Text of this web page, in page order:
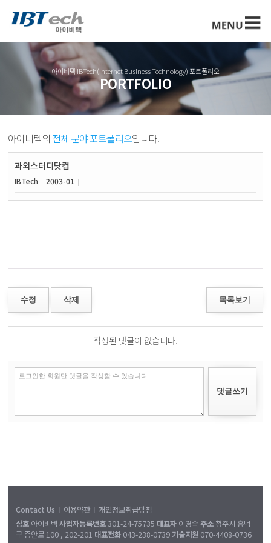
아이비텍 IBTech(Internet Business Technology) 포트폴리오
PORTFOLIO
아이비텍의 전체 분야 포트폴리오입니다.
과외스터디닷컴
IBTech | 2003-01 |
수정 삭제 목록보기
작성된 댓글이 없습니다.
Contact Us | 이용약관 | 개인정보취급방침
상호 아이비텍사업자등록번호 301-24-75735 대표자 이경숙주소 청주시 흥덕
구 증안로 100 , 202-201 대표전화 043-238-0739 기술지원 070-4408-0736